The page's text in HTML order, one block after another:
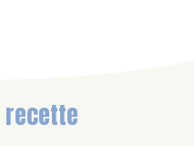
recette